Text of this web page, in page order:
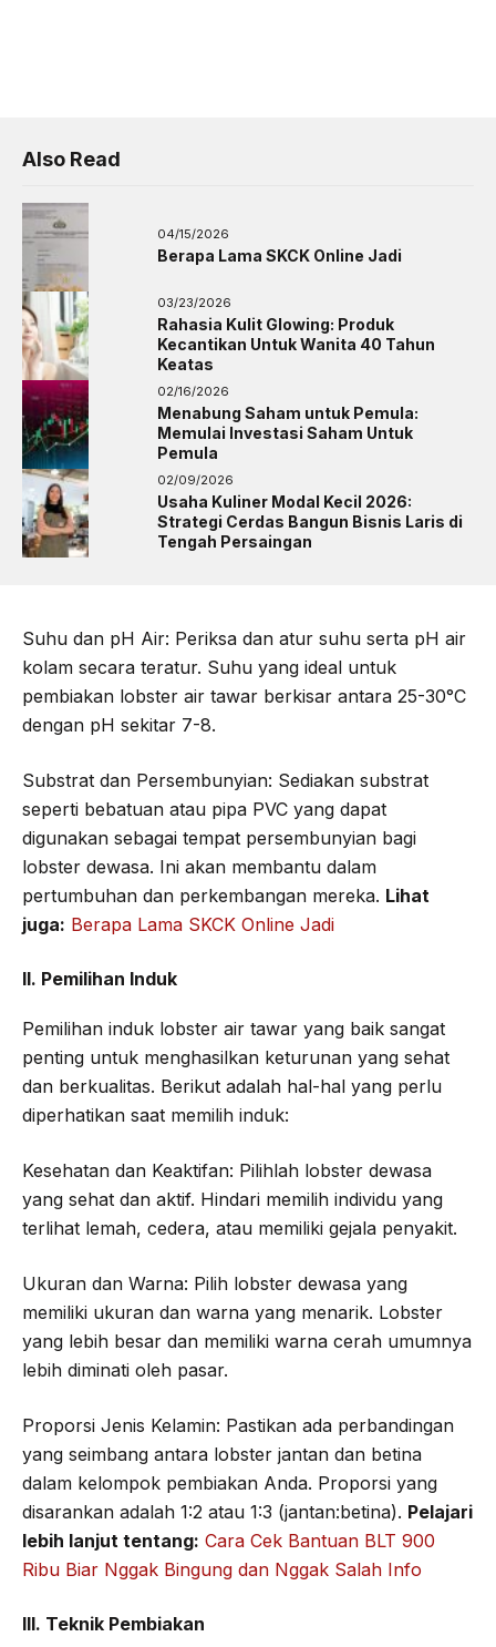
Also Read
04/15/2026
Berapa Lama SKCK Online Jadi
03/23/2026
Rahasia Kulit Glowing: Produk
Kecantikan Untuk Wanita 40 Tahun
Keatas
02/16/2026
Menabung Saham untuk Pemula:
Memulai Investasi Saham Untuk
Pemula
02/09/2026
Usaha Kuliner Modal Kecil 2026:
Strategi Cerdas Bangun Bisnis Laris di
Tengah Persaingan
Suhu dan pH Air: Periksa dan atur suhu serta pH air
kolam secara teratur. Suhu yang ideal untuk
pembiakan lobster air tawar berkisar antara 25-30°C
dengan pH sekitar 7-8.
Substrat dan Persembunyian: Sediakan substrat
seperti bebatuan atau pipa PVC yang dapat
digunakan sebagai tempat persembunyian bagi
lobster dewasa. Ini akan membantu dalam
pertumbuhan dan perkembangan mereka. Lihat
juga: Berapa Lama SKCK Online Jadi
II. Pemilihan Induk
Pemilihan induk lobster air tawar yang baik sangat
penting untuk menghasilkan keturunan yang sehat
dan berkualitas. Berikut adalah hal-hal yang perlu
diperhatikan saat memilih induk:
Kesehatan dan Keaktifan: Pilihlah lobster dewasa
yang sehat dan aktif. Hindari memilih individu yang
terlihat lemah, cedera, atau memiliki gejala penyakit.
Ukuran dan Warna: Pilih lobster dewasa yang
memiliki ukuran dan warna yang menarik. Lobster
yang lebih besar dan memiliki warna cerah umumnya
lebih diminati oleh pasar.
Proporsi Jenis Kelamin: Pastikan ada perbandingan
yang seimbang antara lobster jantan dan betina
dalam kelompok pembiakan Anda. Proporsi yang
disarankan adalah 1:2 atau 1:3 (jantan:betina). Pelajari
lebih lanjut tentang: Cara Cek Bantuan BLT 900
Ribu Biar Nggak Bingung dan Nggak Salah Info
III. Teknik Pembiakan